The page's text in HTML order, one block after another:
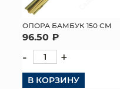
ОПОРА БАМБУК 150 СМ
96.50 ₽
- +
В КОРЗИНУ